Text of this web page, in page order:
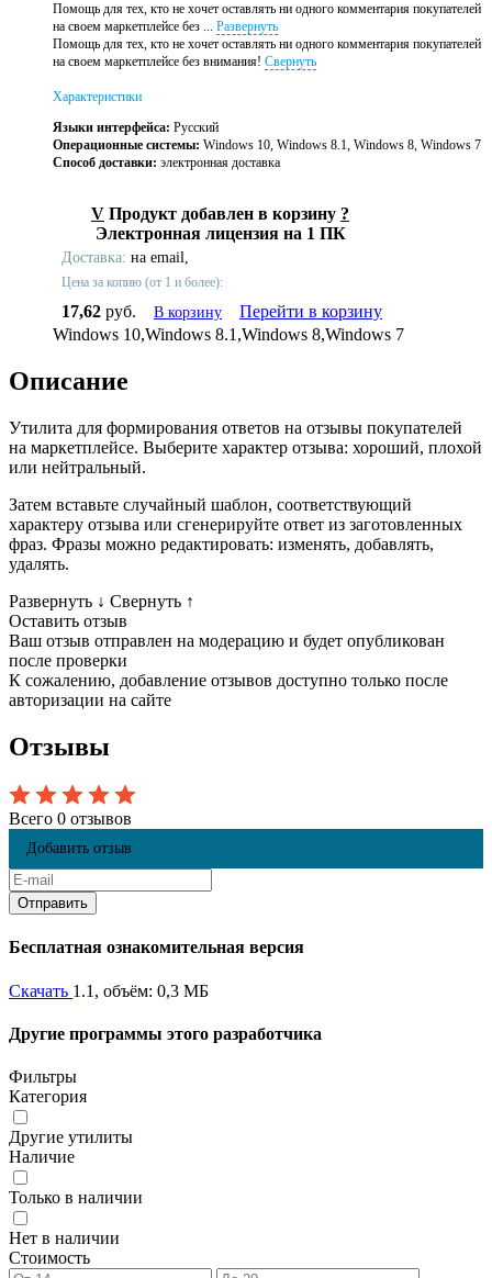
Помощь для тех, кто не хочет оставлять ни одного комментария покупателей
на своем маркетплейсе без ... Развернуть
Помощь для тех, кто не хочет оставлять ни одного комментария покупателей
на своем маркетплейсе без внимания! Свернуть
Характеристики
Языки интерфейса: Русский
Операционные системы: Windows 10, Windows 8.1, Windows 8, Windows 7
Способ доставки: электронная доставка
V Продукт добавлен в корзину ?
Электронная лицензия на 1 ПК
Доставка: на email,
Цена за копию (от 1 и более):
17,62 руб. В корзину
Перейти в корзину
Windows 10,Windows 8.1,Windows 8,Windows 7
Описание
Утилита для формирования ответов на отзывы покупателей
на маркетплейсе. Выберите характер отзыва: хороший, плохой
или нейтральный.
Затем вставьте случайный шаблон, соответствующий
характеру отзыва или сгенерируйте ответ из заготовленных
фраз. Фразы можно редактировать: изменять, добавлять,
удалять.
Развернуть ↓ Свернуть ↑
Оставить отзыв
Ваш отзыв отправлен на модерацию и будет опубликован
после проверки
К сожалению, добавление отзывов доступно только после
авторизации на сайте
Отзывы
Всего 0 отзывов
Добавить отзыв
Бесплатная ознакомительная версия
Скачать 1.1, объём: 0,3 МБ
Другие программы этого разработчика
Фильтры
Категория
Другие утилиты
Наличие
Только в наличии
Нет в наличии
Стоимость